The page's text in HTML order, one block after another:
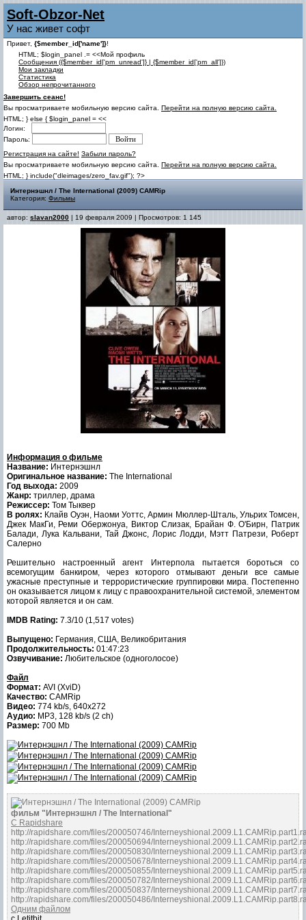
Soft-Obzor-Net
У нас живет софт
Привет, {$member_id['name']}!
HTML; $login_panel .= <<Мой профиль
Cообщения ({$member_id['pm_unread']} | {$member_id['pm_all']})
Мои закладки
Статистика
Обзор непрочитанного
Завершить сеанс!
Вы просматриваете мобильную версию сайта. Перейти на полную версию сайта.
HTML; } else { $login_panel = <<
Логин:
Пароль:
Регистрация на сайте! Забыли пароль?
Вы просматриваете мобильную версию сайта. Перейти на полную версию сайта.
HTML; } include("dleimages/zero_fav.gif"); ?>
Интернэшнл / The International (2009) CAMRip
Категория: Фильмы
автор: slavan2000 | 19 февраля 2009 | Просмотров: 1 145
Информация о фильме
Название: Интернэшнл
Оригинальное название: The International
Год выхода: 2009
Жанр: триллер, драма
Режиссер: Том Тыквер
В ролях: Клайв Оуэн, Наоми Уоттс, Армин Мюллер-Шталь, Ульрих Томсен,
Джек МакГи, Реми Обержонуа, Виктор Слизак, Брайан Ф. О'Бирн, Патрик
Балади, Лука Кальвани, Тай Джонс, Лорис Лодди, Мэтт Патрези, Роберт
Салерно
Решительно настроенный агент Интерпола пытается бороться со
всемогущим банкиром, через которого отмывают деньги все самые
ужасные преступные и террористические группировки мира. Постепенно
он оказывается лицом к лицу с правоохранительной системой, элементом
которой является и он сам.
IMDB Rating: 7.3/10 (1,517 votes)
Выпущено: Германия, США, Великобритания
Продолжительность: 01:47:23
Озвучивание: Любительское (одноголосое)
Файл
Формат: AVI (XviD)
Качество: CAMRip
Видео: 774 kb/s, 640x272
Аудио: MP3, 128 kb/s (2 ch)
Размер: 700 Mb
фильм "Интернэшнл / The International"
С Rapidshare
http://rapidshare.com/files/200050746/
http://rapidshare.com/files/200050694/
http://rapidshare.com/files/200050830/
http://rapidshare.com/files/200050678/
http://rapidshare.com/files/200050855/
http://rapidshare.com/files/200050782/
http://rapidshare.com/files/200050837/
http://rapidshare.com/files/200050486/
Одним файлом